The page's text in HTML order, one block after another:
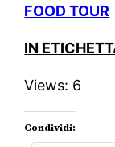
FOOD TOUR
IN
Views: 6
Condividi: